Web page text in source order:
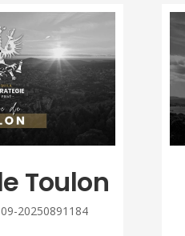
Toulon
20250891184